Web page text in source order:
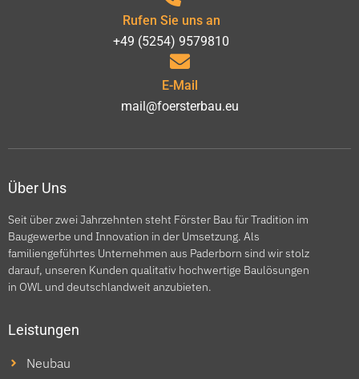
Rufen Sie uns an
+49 (5254) 9579810
E-Mail
mail@foersterbau.eu
Über Uns
Seit über zwei Jahrzehnten steht Förster Bau für Tradition im
Baugewerbe und Innovation in der Umsetzung. Als
familiengeführtes Unternehmen aus Paderborn sind wir stolz
darauf, unseren Kunden qualitativ hochwertige Baulösungen
in OWL und deutschlandweit anzubieten.
Leistungen
Neubau